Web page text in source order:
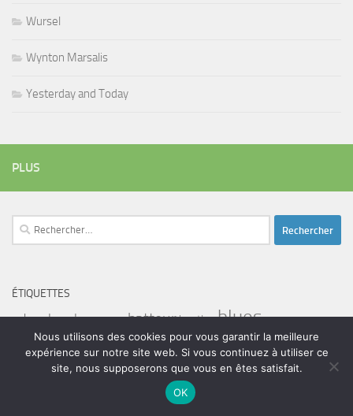
Wursel
Wynton Marsalis
Yesterday and Today
PLUS
Rechercher :
ÉTIQUETTES
adam bomb batteurbeatlesblues
bootleneck chanteur chanteuse coltrane duc des lombards erick bamy
femme de george harrison festival glenn hughes golf drouot groupe
guitariste herbie hancock
miles davis
Nous utilisons des cookies pour vous garantir la meilleure
expérience sur notre site web. Si vous continuez à utiliser ce
site, nous supposerons que vous en êtes satisfait.
OK